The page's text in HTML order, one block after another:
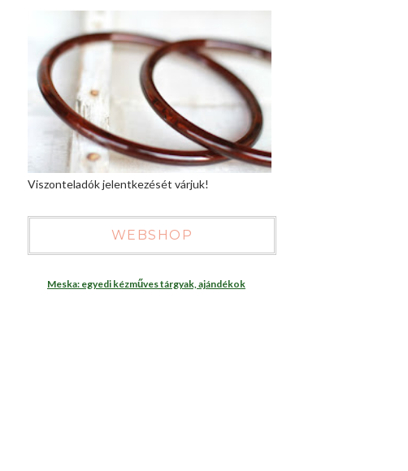
Viszonteladók jelentkezését várjuk!
WEBSHOP
Meska: egyedi kézműves tárgyak, ajándékok